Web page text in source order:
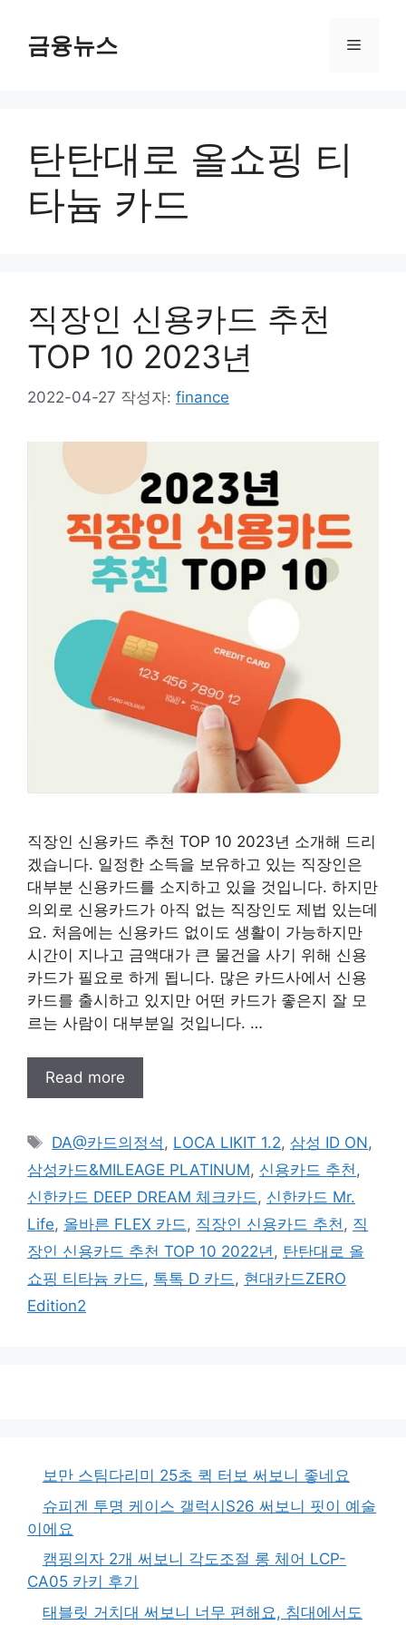
금융뉴스 메
탄탄대로 올쇼핑 티
타늄 카드
직장인 신용카드 추천
TOP 10 2023년
2022-04-27 작성자: finance
직장인 신용카드 추천 TOP 10 2023년 소개해 드리
겠습니다. 일정한 소득을 보유하고 있는 직장인은
대부분 신용카드를 소지하고 있을 것입니다. 하지만
의외로 신용카드가 아직 없는 직장인도 제법 있는데
요. 처음에는 신용카드 없이도 생활이 가능하지만
시간이 지나고 금액대가 큰 물건을 사기 위해 신용
카드가 필요로 하게 됩니다. 많은 카드사에서 신용
카드를 출시하고 있지만 어떤 카드가 좋은지 잘 모
르는 사람이 대부분일 것입니다. …
Read more
태
그
DA@카드의정석, LOCA LIKIT 1.2, 삼성 ID ON,
삼성카드&MILEAGE PLATINUM, 신용카드 추천,
신한카드 DEEP DREAM 체크카드, 신한카드 Mr.
Life, 올바른 FLEX 카드, 직장인 신용카드 추천, 직
장인 신용카드 추천 TOP 10 2022년, 탄탄대로 올
쇼핑 티타늄 카드, 톡톡 D 카드, 현대카드ZERO
Edition2
보만 스팀다리미 25초 퀵 터보 써보니 좋네요
슈피겐 투명 케이스 갤럭시S26 써보니 핏이 예술
이에요
캠핑의자 2개 써보니 각도조절 롱 체어 LCP-
CA05 카키 후기
태블릿 거치대 써보니 너무 편해요, 침대에서도